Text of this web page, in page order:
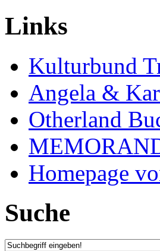
Links
Kulturbund
Angela &
Otherland
Homepage
Suche